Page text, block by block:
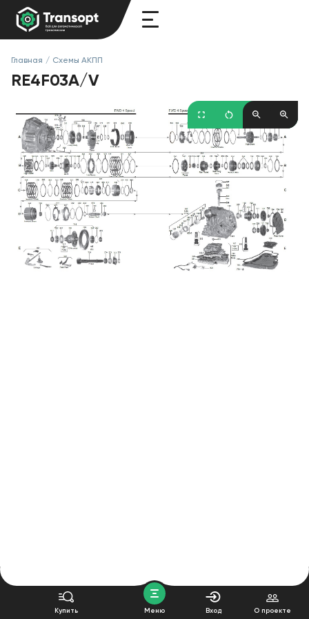
Главная / Схемы АКПП
RE4F03A/V
Купить Меню Вход О проекте